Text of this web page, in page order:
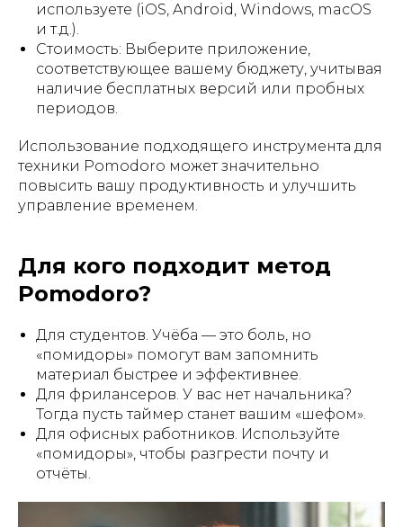
используете (iOS, Android, Windows, macOS
и т.д.).
Стоимость: Выберите приложение,
соответствующее вашему бюджету, учитывая
наличие бесплатных версий или пробных
периодов.
Использование подходящего инструмента для
техники Pomodoro может значительно
повысить вашу продуктивность и улучшить
управление временем.
Для кого подходит метод
Pomodoro?
Для студентов. Учёба — это боль, но
«помидоры» помогут вам запомнить
материал быстрее и эффективнее.
Для фрилансеров. У вас нет начальника?
Тогда пусть таймер станет вашим «шефом».
Для офисных работников. Используйте
«помидоры», чтобы разгрести почту и
отчёты.